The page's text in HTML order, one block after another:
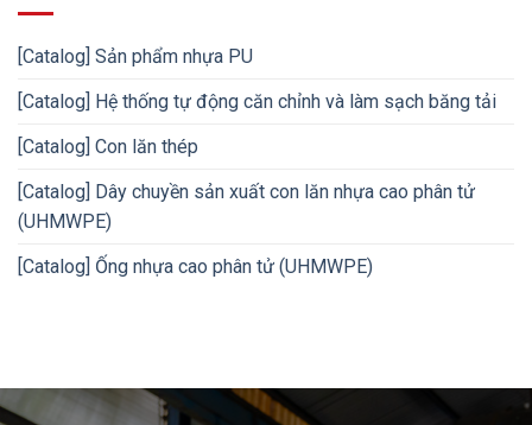
[Catalog] Sản phẩm nhựa PU
[Catalog] Hệ thống tự động căn chỉnh và làm sạch băng tải
[Catalog] Con lăn thép
[Catalog] Dây chuyền sản xuất con lăn nhựa cao phân tử
(UHMWPE)
[Catalog] Ống nhựa cao phân tử (UHMWPE)